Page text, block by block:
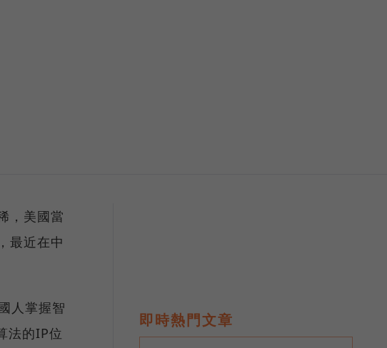
，美國當
最近在中
人掌握智
法的IP位
即時熱門文章